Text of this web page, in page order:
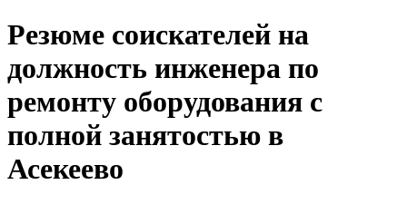
Резюме соискателей на
должность инженера по
ремонту оборудования с
полной занятостью в
Асекеево